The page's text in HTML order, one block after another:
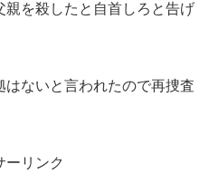
親を殺したと自首しろと告げ
ないと言われたので再捜査
ーリンク